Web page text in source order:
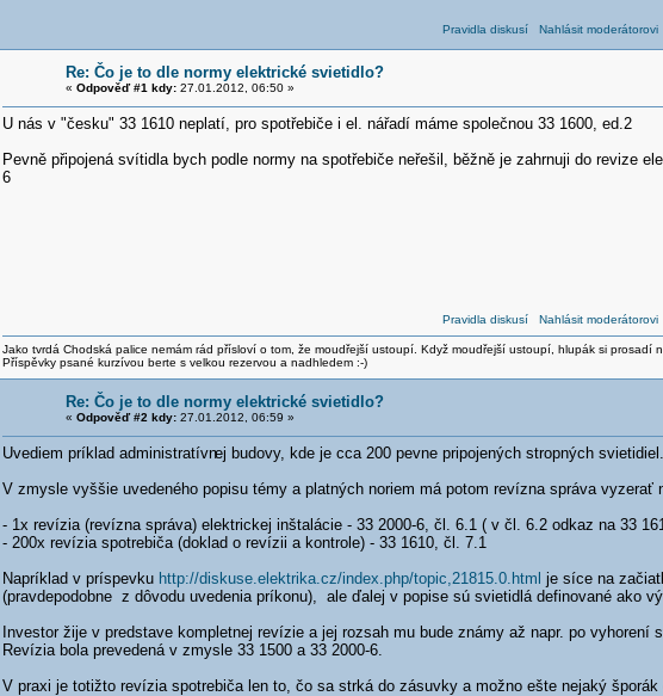
Pravidla diskusí Nahlásit moderátorovi
Re: Čo je to dle normy elektrické svietidlo?
« Odpověď #1 kdy:27.01.2012, 06:50 »
U nás v "česku" 33 1610 neplatí, pro spotřebiče i el. nářadí máme společnou 33 1600, ed.2
Pevně připojená svítidla bych podle normy na spotřebiče neřešil, běžně je zahrnuji do revize
6
Pravidla diskusí Nahlásit moderátorovi
Jako tvrdá Chodská palice nemám rád přísloví o tom, že moudřejší ustoupí. Když moudřejší ustoupí, hlupák si prosadí
Příspěvky psané kurzívou berte s velkou rezervou a nadhledem :-)
Re: Čo je to dle normy elektrické svietidlo?
« Odpověď #2 kdy:27.01.2012, 06:59 »
Uvediem príklad administratívnej budovy, kde je cca 200 pevne pripojených stropných svietidiel.
V zmysle vyššie uvedeného popisu témy a platných noriem má potom revízna správa vyzerať
- 1x revízia (revízna správa) elektrickej inštalácie - 33 2000-6, čl. 6.1 ( v čl. 6.2 odkaz na 33
- 200x revízia spotrebiča (doklad o revízii a kontrole) - 33 1610, čl. 7.1
Napríklad v príspevku http://diskuse.elektrika.cz/index.php/topic,21815.0.html je síce na
(pravdepodobne z dôvodu uvedenia príkonu), ale ďalej v popise sú svietidlá definované ako
Investor žije v predstave kompletnej revízie a jej rozsah mu bude známy až napr. po vyhorení
Revízia bola prevedená v zmysle 33 1500 a 33 2000-6.
V praxi je totižto revízia spotrebiča len to, čo sa strká do zásuvky a možno ešte nejaký